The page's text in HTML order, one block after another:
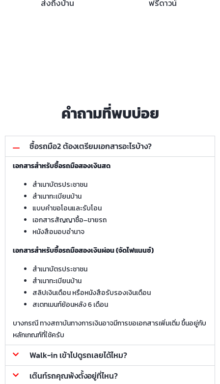
ส่งถึงบ้าน ฟรีดาวน์
คำถามที่พบบ่อย
ซื้อรถมือ2 ต้องเตรียมเอกสารอะไรบ้าง?
เอกสารสำหรับซื้อรถมือสองเงินสด
สำเนาบัตรประชาชน
สำเนาทะเบียนบ้าน
แบบคำขอโอนและรับโอน
เอกสารสัญญาซื้อ–ขายรถ
หนังสือมอบอำนาจ
เอกสารสำหรับซื้อรถมือสองเงินผ่อน (จัดไฟแนนซ์)
สำเนาบัตรประชาชน
สำเนาทะเบียนบ้าน
สลิปเงินเดือน หรือหนังสือรับรองเงินเดือน
สเตทเมนท์ย้อนหลัง 6 เดือน
บางกรณี ทางสถาบันทางการเงินอาจมีการขอเอกสารเพิ่มเติ่ม ขึ้นอยู่กับ
หลักเกณฑ์ที่ใช้ครับ
Walk-in เข้าไปดูรถเลยได้ไหม?
เต๊นท์รถคุณพ้งตั้งอยู่ที่ไหน?